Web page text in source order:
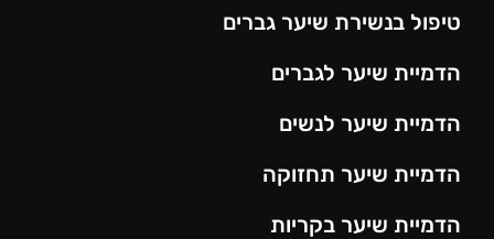
טיפול בנשירת שיער גברים
הדמיית שיער לגברים
הדמיית שיער לנשים
הדמיית שיער תחזוקה
הדמיית שיער בקריות